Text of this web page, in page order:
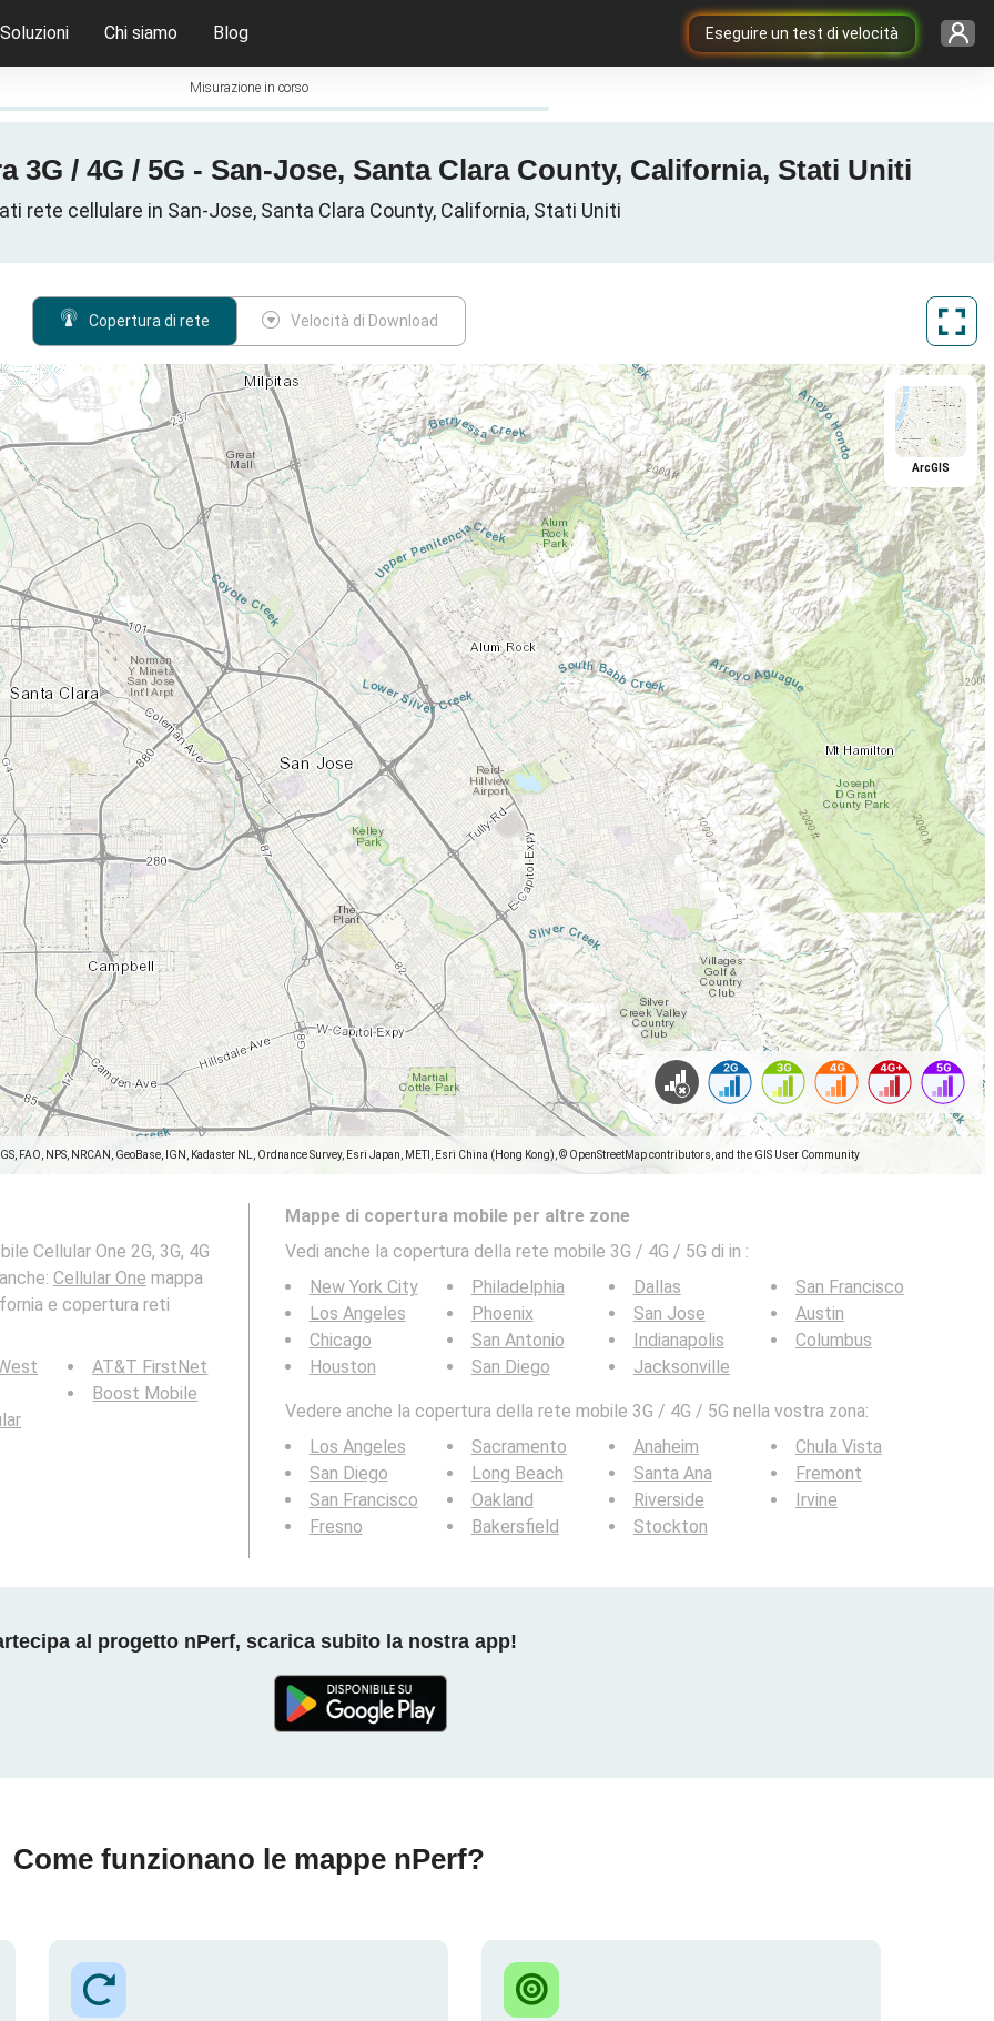
Eseguire un test di velocità
Soluzioni Chi siamo Blog
Misurazione in corso
3G / 4G / 5G - San-Jose, Santa Clara County, California, Stati Uniti
rete cellulare in San-Jose, Santa Clara County, California, Stati Uniti
Copertura di rete Velocità di Download
FAO, NPS, NRCAN, GeoBase, IGN, Kadaster NL, Ordnance Survey, Esri Japan, METI, Esri China (Hong Kong), © OpenStreetMap contributors, and the GIS User Community
ArcGIS
Cellular One 2G, 3G, 4G
Cellular One mappa
e copertura reti
AT&T FirstNet
Boost Mobile
Mappe di copertura mobile per altre zone
Vedi anche la copertura della rete mobile 3G / 4G / 5G di in :
New York City
Los Angeles
Chicago
Houston
Philadelphia
Phoenix
San Antonio
San Diego
Dallas
San Jose
Indianapolis
Jacksonville
San Francisco
Austin
Columbus
Vedere anche la copertura della rete mobile 3G / 4G / 5G nella vostra zona:
Los Angeles
San Diego
San Francisco
Fresno
Sacramento
Long Beach
Oakland
Bakersfield
Anaheim
Santa Ana
Riverside
Stockton
Chula Vista
Fremont
Irvine
al progetto nPerf, scarica subito la nostra app!
Come funzionano le mappe nPerf?